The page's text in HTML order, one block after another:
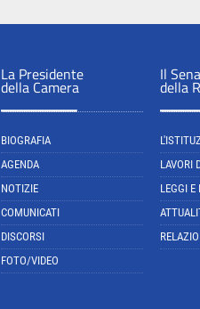
La Presidente
della Camera
BIOGRAFIA
AGENDA
NOTIZIE
COMUNICATI
DISCORSI
FOTO/VIDEO
Il
della
LAVORI
LEGGI E